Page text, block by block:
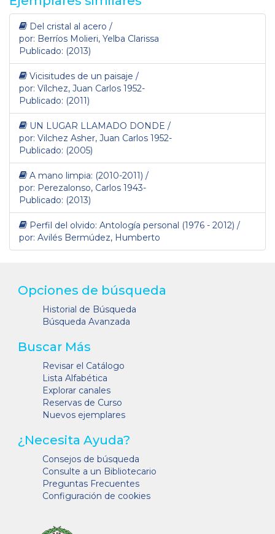
Del cristal al acero /
por: Berríos Molieri, Yelba Clarissa
Publicado: (2013)
Vicisitudes de un paisaje /
por: Vílchez, Juan Carlos 1952-
Publicado: (2011)
UN LUGAR LLAMADO DONDE /
por: Vilchez Asher, Juan Carlos 1952-
Publicado: (2005)
A mano limpia: (2010-2011) /
por: Perezalonso, Carlos 1943-
Publicado: (2013)
Perfil del olvido: Antología personal (1976 - 2012) /
por: Avilés Bermúdez, Humberto
Opciones de búsqueda
Historial de Búsqueda
Búsqueda Avanzada
Buscar Más
Revisar el Catálogo
Lista Alfabética
Explorar canales
Reservas de Curso
Nuevos ejemplares
¿Necesita Ayuda?
Consejos de búsqueda
Consulte a un Bibliotecario
Preguntas Frecuentes
Configuración de cookies